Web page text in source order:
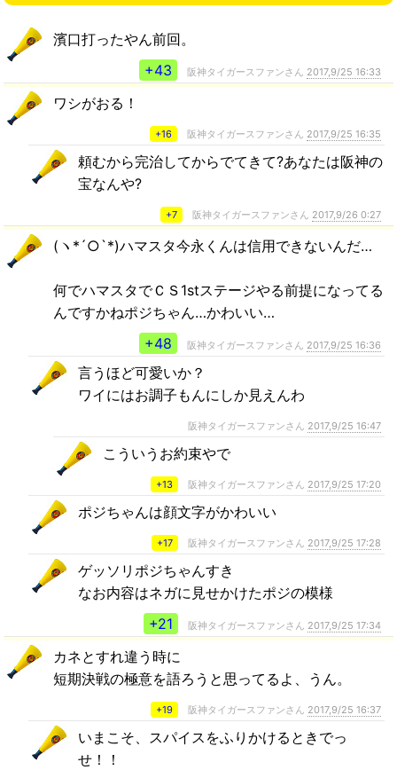
濱口打ったやん前回。
+43
阪神タイガースファンさん 2017,9/25 16:33
ワシがおる！
+16 阪神タイガースファンさん 2017,9/25 16:35
頼むから完治してからでてきて?あなたは阪神の
宝なんや?
+7 阪神タイガースファンさん 2017,9/26 0:27
(ヽ*´○`*)ハマスタ今永くんは信用できないんだ…
何でハマスタでＣＳ1stステージやる前提になってる
んですかねポジちゃん…かわいい…
+48
阪神タイガースファンさん 2017,9/25 16:36
言うほど可愛いか？
ワイにはお調子もんにしか見えんわ
阪神タイガースファンさん 2017,9/25 16:47
こういうお約束やで
+13 阪神タイガースファンさん 2017,9/25 17:20
ポジちゃんは顔文字がかわいい
+17 阪神タイガースファンさん 2017,9/25 17:28
ゲッソリポジちゃんすき
なお内容はネガに見せかけたポジの模様
+21
阪神タイガースファンさん 2017,9/25 17:34
カネとすれ違う時に
短期決戦の極意を語ろうと思ってるよ、うん。
+19 阪神タイガースファンさん 2017,9/25 16:37
いまこそ、スパイスをふりかけるときでっ
せ！！